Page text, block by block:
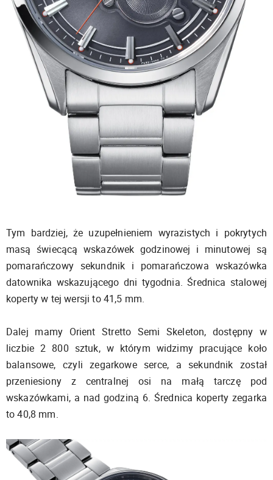
Tym bardziej, że uzupełnieniem wyrazistych i pokrytych
masą świecącą wskazówek godzinowej i minutowej są
pomarańczowy sekundnik i pomarańczowa wskazówka
datownika wskazującego dni tygodnia. Średnica stalowej
koperty w tej wersji to 41,5 mm.
Dalej mamy Orient Stretto Semi Skeleton, dostępny w
liczbie 2 800 sztuk, w którym widzimy pracujące koło
balansowe, czyli zegarkowe serce, a sekundnik został
przeniesiony z centralnej osi na małą tarczę pod
wskazówkami, a nad godziną 6. Średnica koperty zegarka
to 40,8 mm.